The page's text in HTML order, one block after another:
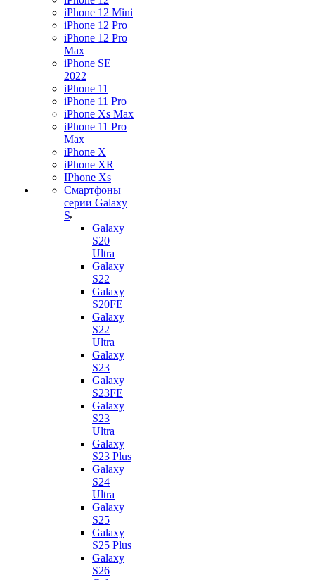
iPhone 12 Mini
iPhone 12 Pro
iPhone 12 Pro
Max
iPhone SE
2022
iPhone 11
iPhone 11 Pro
iPhone Xs Max
iPhone 11 Pro
Max
iPhone X
iPhone XR
IPhone Xs
Смартфоны
серии Galaxy
S
Galaxy
S20
Ultra
Galaxy
S22
Galaxy
S20FE
Galaxy
S22
Ultra
Galaxy
S23
Galaxy
S23FE
Galaxy
S23
Ultra
Galaxy
S23 Plus
Galaxy
S24
Ultra
Galaxy
S25
Galaxy
S25 Plus
Galaxy
S26